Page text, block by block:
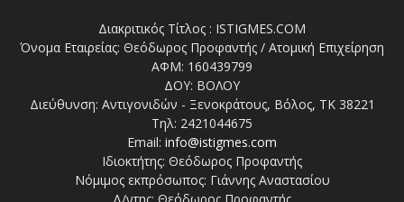
Διακριτικός Τίτλος : ISTIGMES.COM
Όνομα Εταιρείας: Θεόδωρος Προφαντής / Ατομική Επιχείρηση
ΑΦΜ: 160439799
ΔΟΥ: ΒΟΛΟΥ
Διεύθυνση: Αντιγονιδών - Ξενοκράτους, Βόλος, ΤΚ 38221
Τηλ: 2421044675
Email: info@istigmes.com
Ιδιοκτήτης: Θεόδωρος Προφαντής
Νόμιμος εκπρόσωπος: Γιάννης Αναστασίου
Δ/ντης: Θεόδωρος Προφαντής